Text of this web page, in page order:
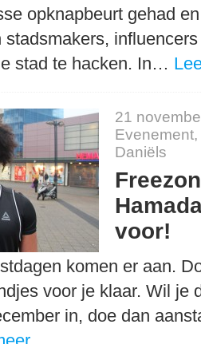
opknapbeurt gehad
stad te hacken. In…
21
Evenement,
Daniëls
voor!
komen er aan.
voor je klaar. Wil je
in, doe dan